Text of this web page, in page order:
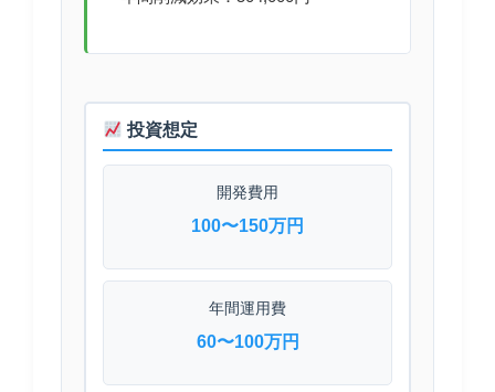
投資想定
開発費用
100〜150万円
年間運用費
60〜100万円